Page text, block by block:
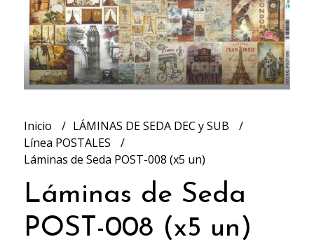
Inicio
LÁMINAS DE SEDA DEC y SUB
Línea POSTALES
Láminas de Seda POST-008 (x5 un)
Láminas de Seda
POST-008 (x5 un)